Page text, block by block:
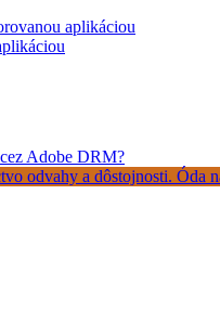
aplikáciou
Adobe DRM?